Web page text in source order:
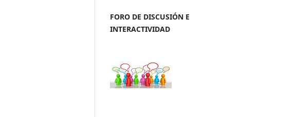
FORO DE DISCUSIÓN E
INTERACTIVIDAD